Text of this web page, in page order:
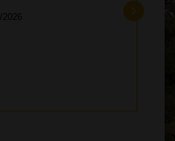
2026
keyboard_arrow_right